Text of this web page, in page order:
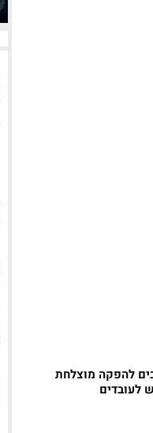
להפקה מוצלחת
לעובדים